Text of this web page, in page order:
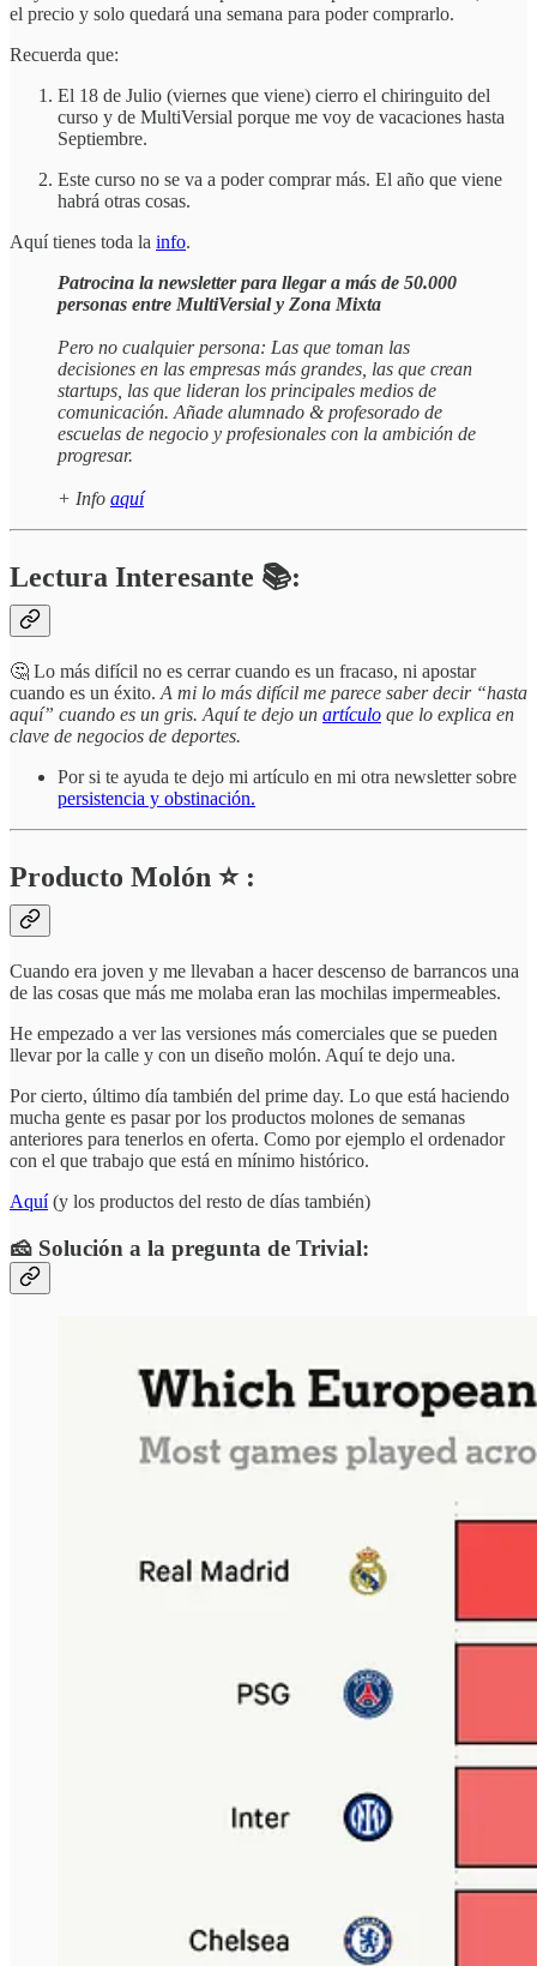
el precio y solo quedará una semana para poder comprarlo.
Recuerda que:
El 18 de Julio (viernes que viene) cierro el chiringuito del
curso y de MultiVersial porque me voy de vacaciones hasta
Septiembre.
Este curso no se va a poder comprar más. El año que viene
habrá otras cosas.
Aquí tienes toda la info.
Patrocina la newsletter para llegar a más de 50.000
personas entre MultiVersial y Zona Mixta
Pero no cualquier persona: Las que toman las
decisiones en las empresas más grandes, las que crean
startups, las que lideran los principales medios de
comunicación. Añade alumnado & profesorado de
escuelas de negocio y profesionales con la ambición de
progresar.
+ Info aquí
Lectura Interesante 📚:
🤔 Lo más difícil no es cerrar cuando es un fracaso, ni apostar
cuando es un éxito. A mi lo más difícil me parece saber decir “hasta
aquí” cuando es un gris. Aquí te dejo un artículo que lo explica en
clave de negocios de deportes.
Por si te ayuda te dejo mi artículo en mi otra newsletter sobre
persistencia y obstinación.
Producto Molón ⭐ :
Cuando era joven y me llevaban a hacer descenso de barrancos una
de las cosas que más me molaba eran las mochilas impermeables.
He empezado a ver las versiones más comerciales que se pueden
llevar por la calle y con un diseño molón. Aquí te dejo una.
Por cierto, último día también del prime day. Lo que está haciendo
mucha gente es pasar por los productos molones de semanas
anteriores para tenerlos en oferta. Como por ejemplo el ordenador
con el que trabajo que está en mínimo histórico.
Aquí(y los productos del resto de días también)
🧀 Solución a la pregunta de Trivial: